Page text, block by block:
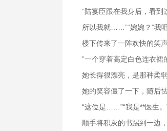
”陆宴臣跟在我身后，看
所以我就……”“婉婉？”我
楼下传来了一阵欢快的笑
”一个穿着高定白色连衣裙
她长得很漂亮，是那种柔
她的笑容僵了一下，随后
“这位是……”“我是**医生。
顺手将积灰的书踢到一边